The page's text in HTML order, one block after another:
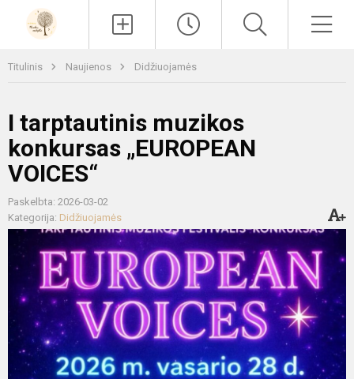
Titulinis Naujienos Didžiuojamės
I tarptautinis muzikos
konkursas „EUROPEAN
VOICES“
Paskelbta: 2026-03-02
Kategorija: Didžiuojamės